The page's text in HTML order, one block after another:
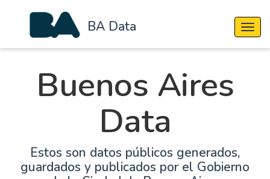
BA Data
Buenos Aires
Data
Estos son datos públicos generados,
guardados y publicados por el Gobierno